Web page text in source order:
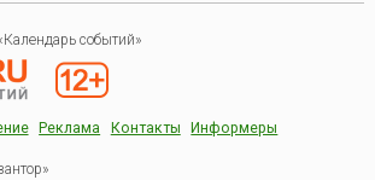
событий»
Реклама Контакты Информеры